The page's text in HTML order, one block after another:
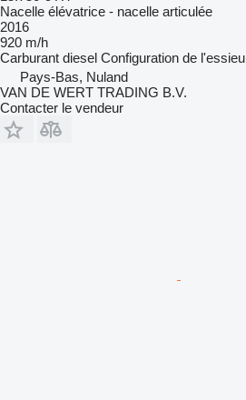
Nacelle élévatrice - nacelle articulée
2016
920 m/h
Carburant diesel Configuration de l'essieu
Pays-Bas, Nuland
VAN DE WERT TRADING B.V.
Contacter le vendeur